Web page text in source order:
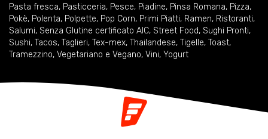
Pasta fresca, Pasticceria, Pesce, Piadine, Pinsa Romana, Pizza,
Pokè, Polenta, Polpette, Pop Corn, Primi Piatti, Ramen, Ristoranti,
Salumi, Senza Glutine certificato AIC, Street Food, Sughi Pronti,
Sushi, Tacos, Taglieri, Tex-mex, Thailandese, Tigelle, Toast,
Tramezzino, Vegetariano e Vegano, Vini, Yogurt